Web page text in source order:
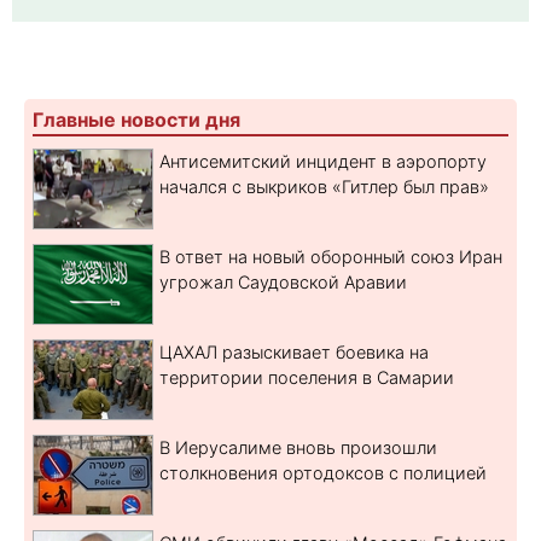
Главные новости дня
Антисемитский инцидент в аэропорту
начался с выкриков «Гитлер был прав»
В ответ на новый оборонный союз Иран
угрожал Саудовской Аравии
ЦАХАЛ разыскивает боевика на
территории поселения в Самарии
В Иерусалиме вновь произошли
столкновения ортодоксов с полицией